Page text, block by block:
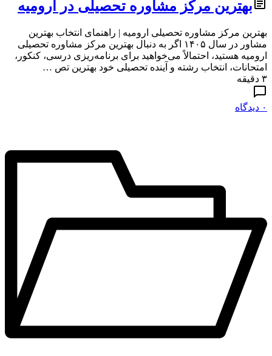
بهترین مرکز مشاوره تحصیلی در ارومیه
بهترین مرکز مشاوره تحصیلی ارومیه | راهنمای انتخاب بهترین
مشاور در سال ۱۴۰۵ اگر به دنبال بهترین مرکز مشاوره تحصیلی
ارومیه هستید، احتمالاً می‌خواهید برای برنامه‌ریزی درسی، کنکور،
امتحانات، انتخاب رشته و آینده تحصیلی خود بهترین تص …
۳ دقیقه
۰ دیدگاه